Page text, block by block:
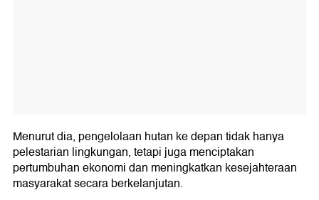
Menurut dia, pengelolaan hutan ke depan tidak hanya
pelestarian lingkungan, tetapi juga menciptakan
pertumbuhan ekonomi dan meningkatkan kesejahteraan
masyarakat secara berkelanjutan.